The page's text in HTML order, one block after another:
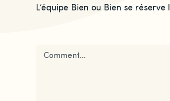
L’équipe Bien ou Bien se
Comment